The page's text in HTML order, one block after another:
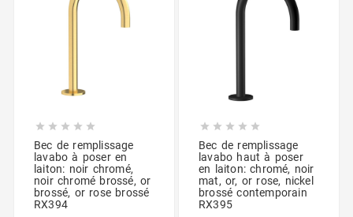
    
Bec de remplissage
lavabo à poser en
laiton: noir chromé,
noir chromé brossé, or
brossé, or rose brossé
RX394
    
Bec de remplissage
lavabo haut à poser
en laiton: chromé, noir
mat, or, or rose, nickel
brossé contemporain
RX395